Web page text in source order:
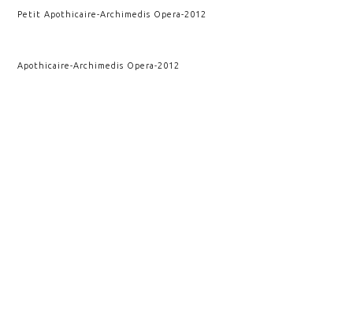
Petit Apothicaire-Archimedis Opera-2012
Apothicaire-Archimedis Opera-2012